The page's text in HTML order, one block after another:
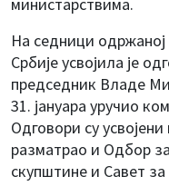
На седници одржаној
Србије усвојила је
председник Владе
31. јануара уручиo
Одговори су
разматрао и Одбор
скупштине и Савет за